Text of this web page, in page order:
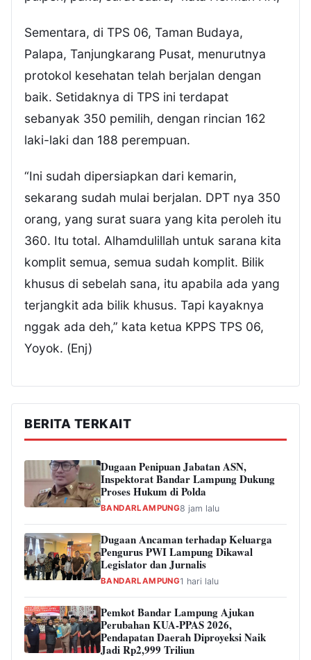
Sementara, di TPS 06, Taman Budaya,
Palapa, Tanjungkarang Pusat, menurutnya
protokol kesehatan telah berjalan dengan
baik. Setidaknya di TPS ini terdapat
sebanyak 350 pemilih, dengan rincian 162
laki-laki dan 188 perempuan.
“Ini sudah dipersiapkan dari kemarin,
sekarang sudah mulai berjalan. DPT nya 350
orang, yang surat suara yang kita peroleh itu
360. Itu total. Alhamdulillah untuk sarana kita
komplit semua, semua sudah komplit. Bilik
khusus di sebelah sana, itu apabila ada yang
terjangkit ada bilik khusus. Tapi kayaknya
nggak ada deh,” kata ketua KPPS TPS 06,
Yoyok. (Enj)
BERITA TERKAIT
Dugaan Penipuan Jabatan ASN,
Inspektorat Bandar Lampung Dukung
Proses Hukum di Polda
BANDARLAMPUNG8 jam lalu
Dugaan Ancaman terhadap Keluarga
Pengurus PWI Lampung Dikawal
Legislator dan Jurnalis
BANDARLAMPUNG1 hari lalu
Pemkot Bandar Lampung Ajukan
Perubahan KUA-PPAS 2026,
Pendapatan Daerah Diproyeksi Naik
Jadi Rp2,999 Triliun